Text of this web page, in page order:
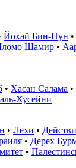
Йохай Бин-Нун •
Шамир •
• Хасан Салама •
Хусейни
• Лехи •
• Дерех
•